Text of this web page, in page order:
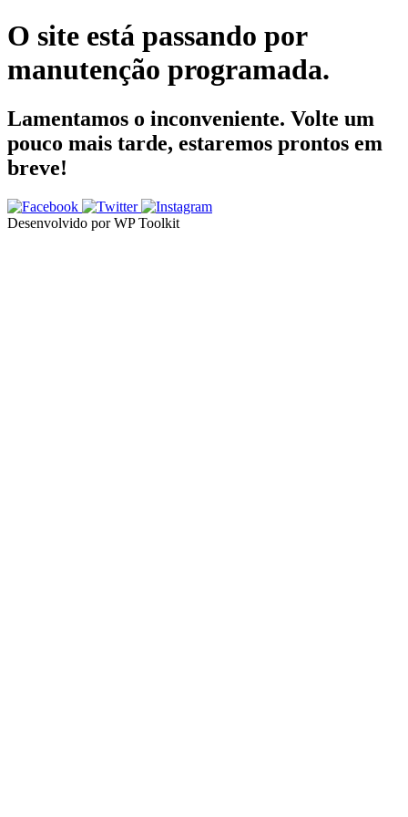
O site está passando por
manutenção programada.
Lamentamos o inconveniente. Volte um
pouco mais tarde, estaremos prontos em
breve!
Desenvolvido por WP Toolkit